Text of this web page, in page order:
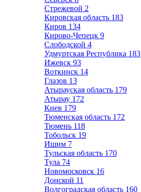
Стрежевой 2
Кировская область 183
Киров 134
Кирово-Чепецк 9
Слободской 4
Удмуртская Республика 183
Ижевск 93
Воткинск 14
Глазов 13
Атырауская область 179
Атырау 172
Киев 179
Тюменская область 172
Тюмень 118
Тобольск 19
Ишим 7
Тульская область 170
Тула 74
Новомосковск 16
Донской 11
Волгоградская область 160